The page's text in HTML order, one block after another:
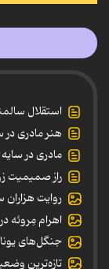
استقلال
هنر مادری در
مادری در
راز صمیمیت
روایت
اهرام مِروئه
جنگل‌های
تازه‌ترین